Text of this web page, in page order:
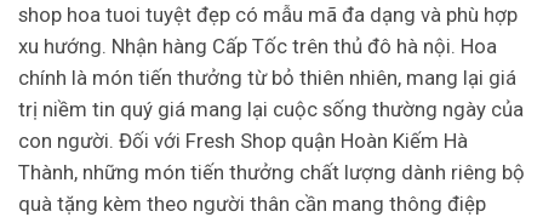
shop hoa tuoi tuyệt đẹp có mẫu mã đa dạng và phù hợp
xu hướng. Nhận hàng Cấp Tốc trên thủ đô hà nội. Hoa
chính là món tiến thưởng từ bỏ thiên nhiên, mang lại giá
trị niềm tin quý giá mang lại cuộc sống thường ngày của
con người. Đối với Fresh Shop quận Hoàn Kiếm Hà
Thành, những món tiến thưởng chất lượng dành riêng bộ
quà tặng kèm theo người thân cần mang thông điệp